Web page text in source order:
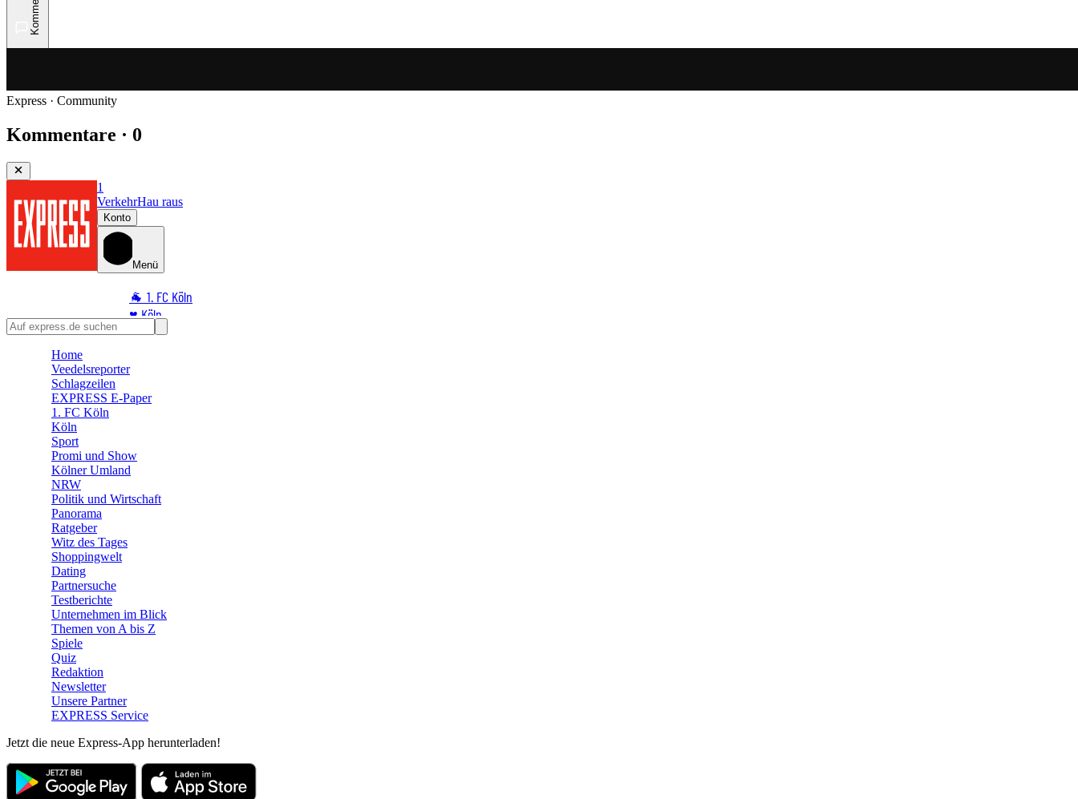
Express · Community
Kommentare · 0
1
VerkehrHau raus
Konto
Menü
🐐 1. FC Köln
♥️ Köln
⭐ Promi
🛒 Shoppingwelt
🧩 Spiele
Home
Veedelsreporter
Schlagzeilen
EXPRESS E-Paper
1. FC Köln
Köln
Sport
Promi und Show
Kölner Umland
NRW
Politik und Wirtschaft
Panorama
Ratgeber
Witz des Tages
Shoppingwelt
Dating
Partnersuche
Testberichte
Unternehmen im Blick
Themen von A bis Z
Spiele
Quiz
Redaktion
Newsletter
Unsere Partner
EXPRESS Service
Jetzt die neue Express-App herunterladen!